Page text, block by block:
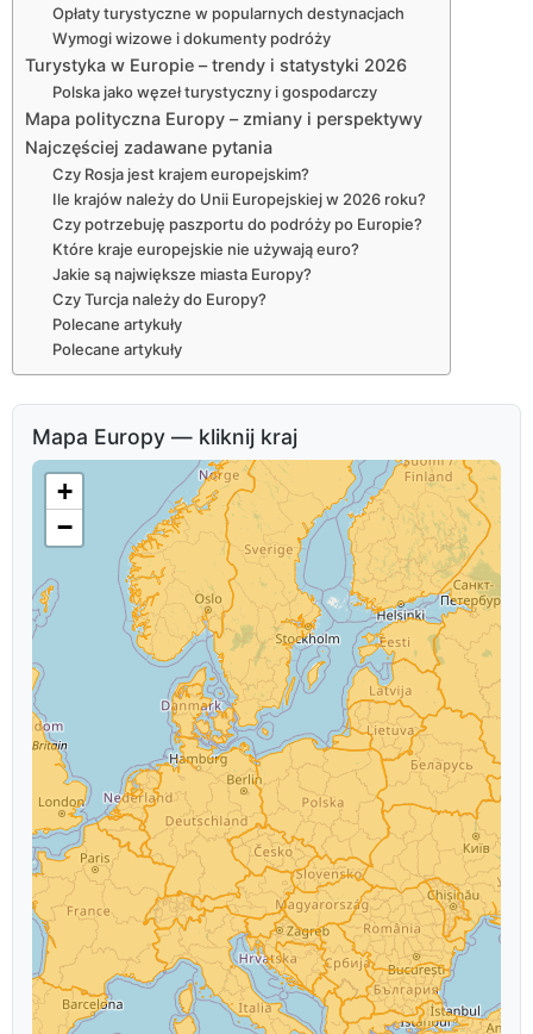
Opłaty turystyczne w popularnych destynacjach
Wymogi wizowe i dokumenty podróży
Turystyka w Europie – trendy i statystyki 2026
Polska jako węzeł turystyczny i gospodarczy
Mapa polityczna Europy – zmiany i perspektywy
Najczęściej zadawane pytania
Czy Rosja jest krajem europejskim?
Ile krajów należy do Unii Europejskiej w 2026 roku?
Czy potrzebuję paszportu do podróży po Europie?
Które kraje europejskie nie używają euro?
Jakie są największe miasta Europy?
Czy Turcja należy do Europy?
Polecane artykuły
Polecane artykuły
Mapa Europy — kliknij kraj
+
−